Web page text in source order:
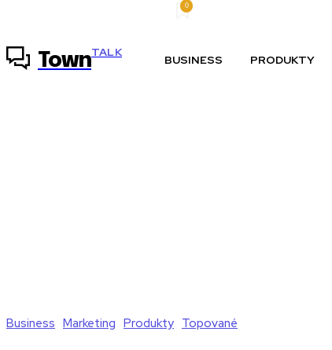
0
TownTALK
BUSINESS PRODUKTY
Business Marketing Produkty Topované